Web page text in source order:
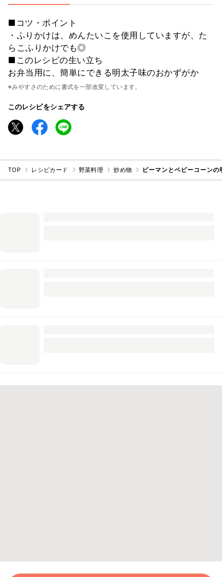
■コツ・ポイント
・ふりかけは、めんたいこを使用していますが、た
らこふりかけでも◎
■このレシピの生い立ち
お弁当用に、簡単にできる明太子味のおかずがか
※みやすさのために書式を一部改変しています。
このレシピをシェアする
TOP レシピカード 野菜料理 炒め物 ピーマンとベビーコーン